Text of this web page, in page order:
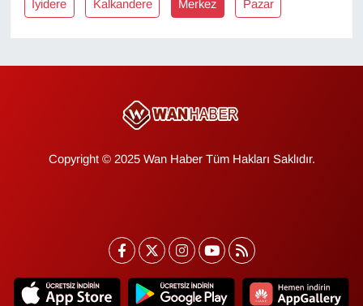
İyidere Kalkandere Merkez Pazar
Copyright © 2025 Wan Haber Tüm Hakları Saklıdır.